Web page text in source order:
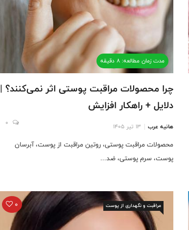
مدت زمان مطالعه: 8 دقیقه
چرا محصولات مراقبت پوستی اثر نمی‌کنند؟ |
دلایل + راهکار افزایش
هانیه عرب 13 تیر 1405 0
محصولات مراقبت پوستی، روتین مراقبت از پوست، آبرسان
پوست، سرم پوستی، ضد...
0 مراقبت و نگهداری از پوست